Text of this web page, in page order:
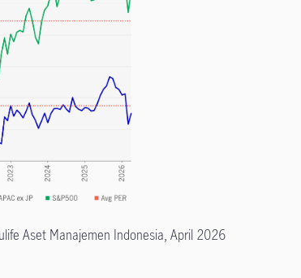
Aset Manajemen Indonesia, April 2026